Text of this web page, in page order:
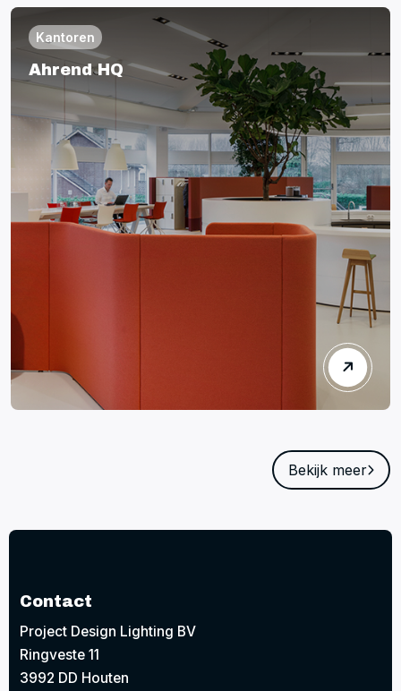
Kantoren
Ahrend HQ
Bekijk meer
Contact
Project Design Lighting BV
Ringveste 11
3992 DD Houten